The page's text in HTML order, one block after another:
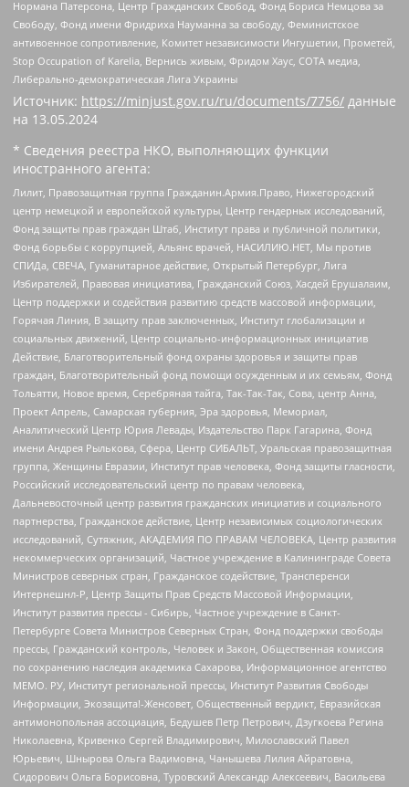
Нормана Патерсона, Центр Гражданских Свобод, Фонд Бориса Немцова за
Свободу, Фонд имени Фридриха Науманна за свободу, Феминистское
антивоенное сопротивление, Комитет независимости Ингушетии, Прометей,
Stop Occupation of Karelia, Вернись живым, Фридом Хаус, СОТА медиа,
Либерально-демократическая Лига Украины
Источник: https://minjust.gov.ru/ru/documents/7756/ данные
на 13.05.2024
* Сведения реестра НКО, выполняющих функции
иностранного агента:
Лилит, Правозащитная группа Гражданин.Армия.Право, Нижегородский
центр немецкой и европейской культуры, Центр гендерных исследований,
Фонд защиты прав граждан Штаб, Институт права и публичной политики,
Фонд борьбы с коррупцией, Альянс врачей, НАСИЛИЮ.НЕТ, Мы против
СПИДа, СВЕЧА, Гуманитарное действие, Открытый Петербург, Лига
Избирателей, Правовая инициатива, Гражданский Союз, Хасдей Ерушалаим,
Центр поддержки и содействия развитию средств массовой информации,
Горячая Линия, В защиту прав заключенных, Институт глобализации и
социальных движений, Центр социально-информационных инициатив
Действие, Благотворительный фонд охраны здоровья и защиты прав
граждан, Благотворительный фонд помощи осужденным и их семьям, Фонд
Тольятти, Новое время, Серебряная тайга, Так-Так-Так, Сова, центр Анна,
Проект Апрель, Самарская губерния, Эра здоровья, Мемориал,
Аналитический Центр Юрия Левады, Издательство Парк Гагарина, Фонд
имени Андрея Рылькова, Сфера, Центр СИБАЛЬТ, Уральская правозащитная
группа, Женщины Евразии, Институт прав человека, Фонд защиты гласности,
Российский исследовательский центр по правам человека,
Дальневосточный центр развития гражданских инициатив и социального
партнерства, Гражданское действие, Центр независимых социологических
исследований, Сутяжник, АКАДЕМИЯ ПО ПРАВАМ ЧЕЛОВЕКА, Центр развития
некоммерческих организаций, Частное учреждение в Калининграде Совета
Министров северных стран, Гражданское содействие, Трансперенси
Интернешнл-Р, Центр Защиты Прав Средств Массовой Информации,
Институт развития прессы - Сибирь, Частное учреждение в Санкт-
Петербурге Совета Министров Северных Стран, Фонд поддержки свободы
прессы, Гражданский контроль, Человек и Закон, Общественная комиссия
по сохранению наследия академика Сахарова, Информационное агентство
МЕМО. РУ, Институт региональной прессы, Институт Развития Свободы
Информации, Экозащита!-Женсовет, Общественный вердикт, Евразийская
антимонопольная ассоциация, Бедушев Петр Петрович, Дзугкоева Регина
Николаевна, Кривенко Сергей Владимирович, Милославский Павел
Юрьевич, Шнырова Ольга Вадимовна, Чанышева Лилия Айратовна,
Сидорович Ольга Борисовна, Туровский Александр Алексеевич, Васильева